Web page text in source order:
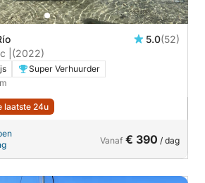
5.0(52)
| (2022)
Super Verhuurder
laatste 24u
Vanaf € 390 / dag